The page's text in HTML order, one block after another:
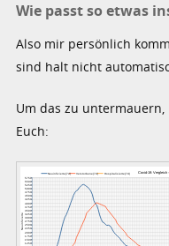
Wie passt so etwas
Also mir persönlich
sind halt nicht
Um das zu
Euch: